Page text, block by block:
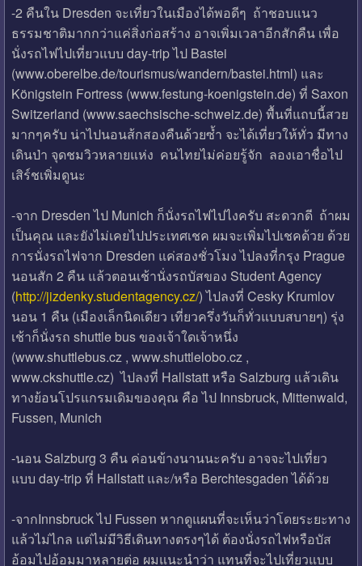
-2 คืนใน Dresden จะเที่ยวในเมืองได้พอดีๆ ถ้าชอบแนว
ธรรมชาติมากกว่าแค่สิ่งก่อสร้าง อาจเพิ่มเวลาอีกสักคืน เพื่อ
นั่งรถไฟไปเที่ยวแบบ day-trip ไป Bastei
(www.oberelbe.de/tourismus/wandern/bastei.html) และ
Königstein Fortress (www.festung-koenigstein.de) ที่ Saxon
Switzerland (www.saechsische-schweiz.de) พื้นที่แถบนี้สวย
มากๆครับ น่าไปนอนส้กสองคืนด้วยซ้ำ จะได้เที่ยวให้ทั่ว มีทาง
เดินป่า จุดชมวิวหลายแห่ง คนไทยไม่ค่อยรู้จัก ลองเอาชื่อไป
เสิร์ชเพิ่มดูนะ
-จาก Dresden ไป Munich ก็นั่งรถไฟไปไงครับ สะดวกดี ถ้าผม
เป็นคุณ และยังไม่เคยไปประเทศเชค ผมจะเพิ่มไปเชคด้วย ด้วย
การนั่งรถไฟจาก Dresden แค่สองชั่วโมง ไปลงที่กรุง Prague
นอนสัก 2 คืน แล้วตอนเช้านั่งรถบัสของ Student Agency
(http://jizdenky.studentagency.cz/) ไปลงที่ Cesky Krumlov
นอน 1 คืน (เมืองเล็กนิดเดียว เที่ยวครึ่งวันก็ทั่วแบบสบายๆ) รุ่ง
เช้าก็นั่งรถ shuttle bus ของเจ้าใดเจ้าหนึ่ง
(www.shuttlebus.cz , www.shuttlelobo.cz ,
www.ckshuttle.cz) ไปลงที่ Hallstatt หรือ Salzburg แล้วเดิน
ทางย้อนโปรแกรมเดิมของคุณ คือ ไป Innsbruck, Mittenwald,
Fussen, Munich
-นอน Salzburg 3 คืน ค่อนข้างนานนะครับ อาจจะไปเที่ยว
แบบ day-trip ที่ Hallstatt และ/หรือ Berchtesgaden ได้ด้วย
-จากInnsbruck ไป Fussen หากดูแผนที่จะเห็นว่าโดยระยะทาง
แล้วไม่ไกล แต่ไม่มีวิธีเดินทางตรงๆได้ ต้องนั่งรถไฟหรือบัส
อ้อมไปอ้อมมาหลายต่อ ผมแนะนำว่า แทนที่จะไปเที่ยวแบบ